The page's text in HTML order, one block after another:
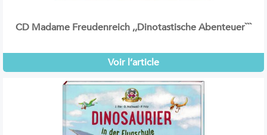
CD Madame Freudenreich ,,Dinotastische Abenteuer```
Voir l’article